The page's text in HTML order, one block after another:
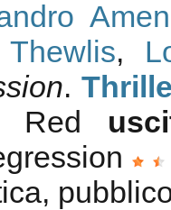
,
.
Red